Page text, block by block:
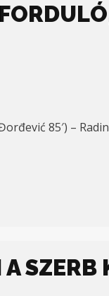
85′) –
SZERB